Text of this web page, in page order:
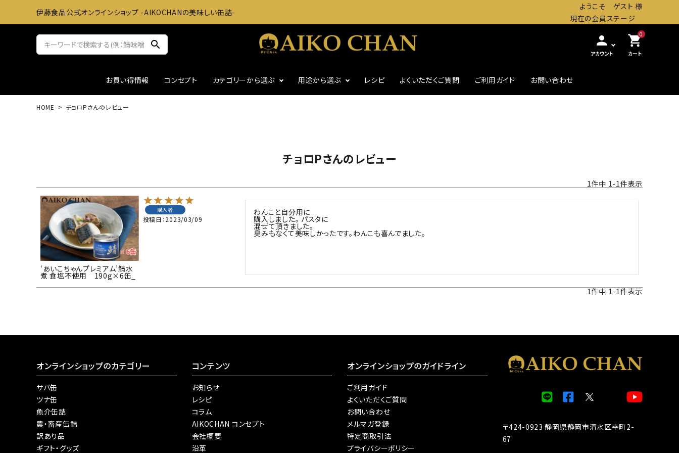
伊藤食品公式オンラインショップ -AIKOCHANの美味しい缶詰-
ようこそ ゲスト 様
現在の会員ステージ
search person
アカウント
0
shopping_cart
カート
お買い得情報 コンセプト カテゴリーから選ぶ
食塩不使用
用途から選ぶ
ギフト
レシピ よくいただくご質問 ご利用ガイド お問い合わせ
HOME チョロPさんのレビュー
チョロPさんのレビュー
1件中 1-1件表示
‘あいこちゃんプレミアム’鯖水
煮 食塩不使用 190g×6缶_
購入者
投稿日 2023/03/09
わんこと自分用に
購入しました。 パスタに
混ぜて頂きました。
臭みもなくて美味しかったです。わんこも喜んでました。
1件中 1-1件表示
オンラインショップのカテゴリー
サバ缶
ツナ缶
魚介缶詰
農・畜産缶詰
訳あり品
ギフト・グッズ
コンテンツ
お知らせ
レシピ
コラム
AIKOCHAN コンセプト
会社概要
沿革
オンラインショップのガイドライン
ご利用ガイド
よくいただくご質問
お問い合わせ
メルマガ登録
特定商取引法
プライバシーポリシー
〒424-0923 静岡県静岡市清水区幸町2-
67